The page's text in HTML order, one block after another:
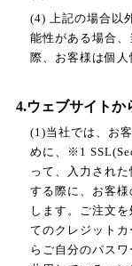
(4) 上記の場合以
能性がある場合
際、お客様は個
4.ウェブサイトか
(1)当社では、お
めに、※1
って、入力され
する際に、お客
します。ご注文
てのクレジット
らご自分のパス